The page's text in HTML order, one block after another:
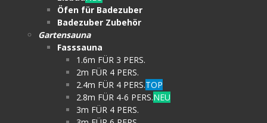
Öfen für Badezuber
Badezuber Zubehör
Gartensauna
Fasssauna
1.6m FÜR 3 PERS.
2m FÜR 4 PERS.
2.4m FÜR 4 PERS.TOP
2.8m FÜR 4-6 PERS.NEU
3m FÜR 4 PERS.